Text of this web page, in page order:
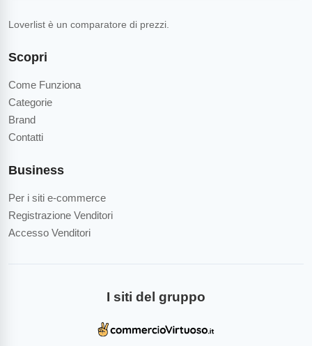
Scopri
Come Funziona
Categorie
Brand
Contatti
Business
Per i siti e-commerce
Registrazione Venditori
Accesso Venditori
Loverlist è un comparatore di prezzi.
I siti del gruppo